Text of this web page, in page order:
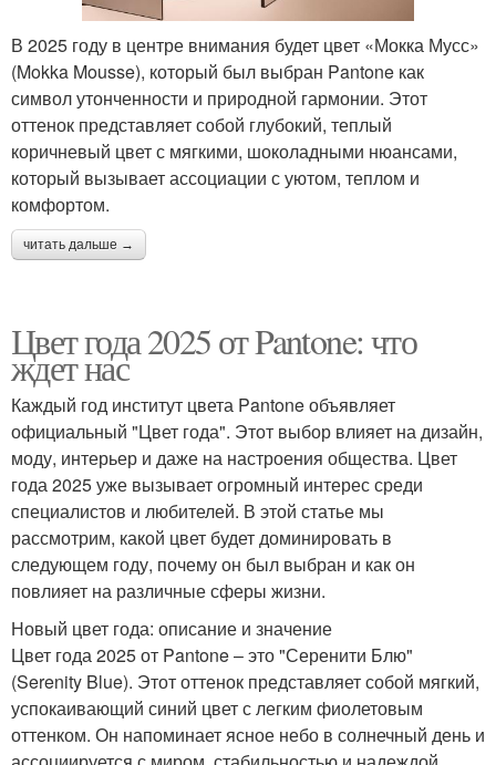
В 2025 году в центре внимания будет цвет «Мокка Мусс»
(Mokka Mousse), который был выбран Pantone как
символ утонченности и природной гармонии. Этот
оттенок представляет собой глубокий, теплый
коричневый цвет с мягкими, шоколадными нюансами,
который вызывает ассоциации с уютом, теплом и
комфортом.
читать дальше →
Цвет года 2025 от Pantone: что
ждет нас
Каждый год институт цвета Pantone объявляет
официальный "Цвет года". Этот выбор влияет на дизайн,
моду, интерьер и даже на настроения общества. Цвет
года 2025 уже вызывает огромный интерес среди
специалистов и любителей. В этой статье мы
рассмотрим, какой цвет будет доминировать в
следующем году, почему он был выбран и как он
повлияет на различные сферы жизни.
Новый цвет года: описание и значение
Цвет года 2025 от Pantone – это "Серенити Блю"
(Serenity Blue). Этот оттенок представляет собой мягкий,
успокаивающий синий цвет с легким фиолетовым
оттенком. Он напоминает ясное небо в солнечный день и